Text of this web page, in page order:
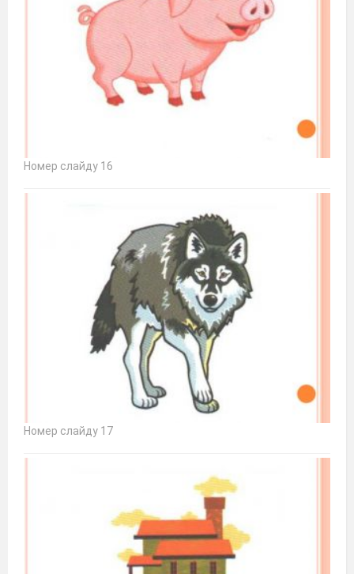
Номер слайду 16
Номер слайду 17